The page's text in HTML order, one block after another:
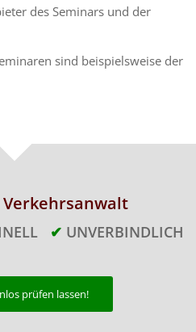
des Seminars und der
sind beispielsweise der
Verkehrsanwalt
✔ UNVERBINDLICH
prüfen lassen!